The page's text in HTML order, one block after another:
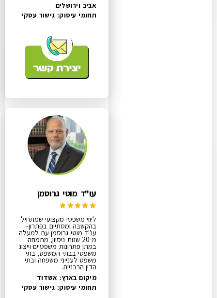
אביב וירושלים
תחומי עיסוק: גישור עסקי
עו"ד מוטי גרוסמן
ליווי משפטי מקצועי שמתחיל
בהקשבה ומסתיים בפתרון-
עו"ד מוטי גרוסמן עם למעלה
מ-20 שנות ניסיון, מתמחה
במתן פתרונות משפטיים וייצוג
משפטי בבתי המשפט, בתי
משפט לענייני משפחה ובתי
הדין הרבניים.
מיקום בארץ: אשדוד
תחומי עיסוק: גישור עסקי